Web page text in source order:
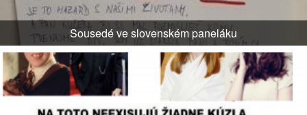
Sousedé ve slovenském paneláku